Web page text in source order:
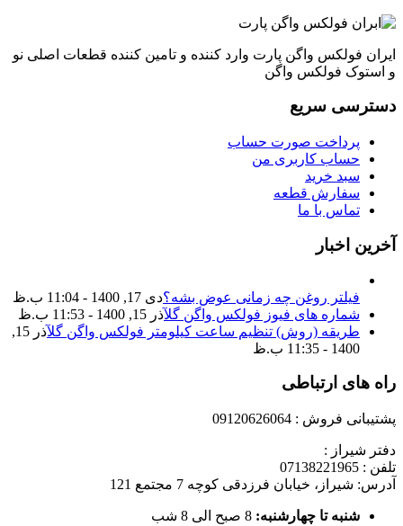
ایران فولکس واگن پارت وارد کننده و تامین کننده قطعات اصلی نو
و استوک فولکس واگن
دسترسی سریع
پرداخت صورت حساب
حساب کاربری من
سبد خرید
سفارش قطعه
تماس با ما
آخرین اخبار
فیلتر روغن چه زمانی عوض بشه؟دی 17, 1400 - 11:04 ب.ظ
شماره های فیوز فولکس واگن گلآذر 15, 1400 - 11:53 ب.ظ
طریقه (روش) تنظیم ساعت کیلومتر فولکس واگن گل
آذر 15,
1400 - 11:35 ب.ظ
راه های ارتباطی
پشتیبانی فروش : 09120626064
دفتر شیراز :
تلفن : 07138221965
آدرس: شیراز، خیابان فرزدقی کوچه 7 مجتمع 121
شنبه تا چهارشنبه: 8 صبح الی 8 شب